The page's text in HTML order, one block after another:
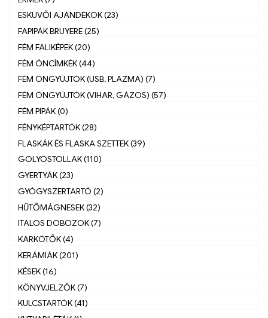
ESKÜVŐI AJÁNDÉKOK (23)
FAPIPÁK BRUYERE (25)
FÉM FALIKÉPEK (20)
FÉM ÓNCÍMKÉK (44)
FÉM ÖNGYÚJTÓK (USB, PLAZMA) (7)
FÉM ÖNGYÚJTÓK (VIHAR, GÁZOS) (57)
FÉM PIPÁK (0)
FÉNYKÉPTARTÓK (28)
FLASKÁK ÉS FLASKA SZETTEK (39)
GOLYÓSTOLLAK (110)
GYERTYÁK (23)
GYÓGYSZERTARTÓ (2)
HŰTŐMÁGNESEK (32)
ITALOS DOBOZOK (7)
KARKÖTŐK (4)
KERÁMIÁK (201)
KÉSEK (16)
KÖNYVJELZŐK (7)
KULCSTARTÓK (41)